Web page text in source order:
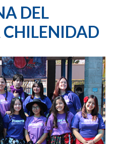
DEL
CHILENIDAD